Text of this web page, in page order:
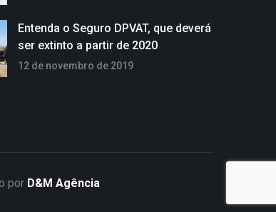
Entenda o Seguro DPVAT, que deverá
ser extinto a partir de 2020
12 de novembro de 2019
por D&M Agência